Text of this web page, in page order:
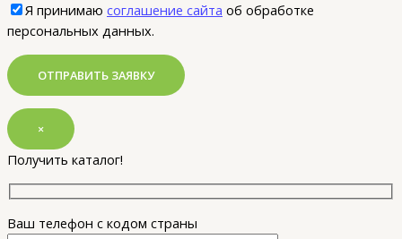
Я принимаю соглашение сайта об обработке
персональных данных.
×
Получить каталог!
Ваш телефон с кодом страны